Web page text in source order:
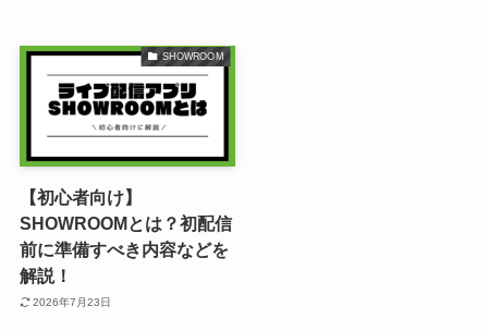
SHOWROOM
【初心者向け】
SHOWROOMとは？初配信
前に準備すべき内容などを
解説！
2026年7月23日